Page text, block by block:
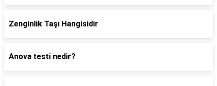
Zenginlik Taşı Hangisidir
Anova testi nedir?